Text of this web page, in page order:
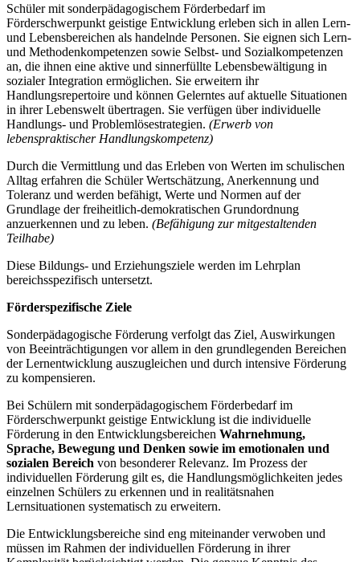
Schüler mit sonderpädagogischem Förderbedarf im
Förderschwerpunkt geistige Entwicklung erleben sich in allen Lern-
und Lebensbereichen als handelnde Personen. Sie eignen sich Lern-
und Methodenkompetenzen sowie Selbst- und Sozialkompetenzen
an, die ihnen eine aktive und sinnerfüllte Lebensbewältigung in
sozialer Integration ermöglichen. Sie erweitern ihr
Handlungsrepertoire und können Gelerntes auf aktuelle Situationen
in ihrer Lebenswelt übertragen. Sie verfügen über individuelle
Handlungs- und Problemlösestrategien. (Erwerb von
lebenspraktischer Handlungskompetenz)
Durch die Vermittlung und das Erleben von Werten im schulischen
Alltag erfahren die Schüler Wertschätzung, Anerkennung und
Toleranz und werden befähigt, Werte und Normen auf der
Grundlage der freiheitlich-demokratischen Grundordnung
anzuerkennen und zu leben. (Befähigung zur mitgestaltenden
Teilhabe)
Diese Bildungs- und Erziehungsziele werden im Lehrplan
bereichsspezifisch untersetzt.
Förderspezifische Ziele
Sonderpädagogische Förderung verfolgt das Ziel, Auswirkungen
von Beeinträchtigungen vor allem in den grundlegenden Bereichen
der Lernentwicklung auszugleichen und durch intensive Förderung
zu kompensieren.
Bei Schülern mit sonderpädagogischem Förderbedarf im
Förderschwerpunkt geistige Entwicklung ist die individuelle
Förderung in den Entwicklungsbereichen Wahrnehmung,
Sprache, Bewegung und Denken sowie im emotionalen und
sozialen Bereich von besonderer Relevanz. Im Prozess der
individuellen Förderung gilt es, die Handlungsmöglichkeiten jedes
einzelnen Schülers zu erkennen und in realitätsnahen
Lernsituationen systematisch zu erweitern.
Die Entwicklungsbereiche sind eng miteinander verwoben und
müssen im Rahmen der individuellen Förderung in ihrer